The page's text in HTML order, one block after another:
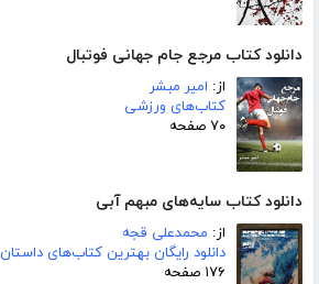
دانلود کتاب مرجع جام جهانی فوتبال
از: امیر مبشر
کتاب‌های ورزشی
۷۰ صفحه
دانلود کتاب سایه‌های مبهم آبی
از: محمدعلی قجه
دانلود رایگان بهترین کتاب‌های داستان
۱۷۶ صفحه